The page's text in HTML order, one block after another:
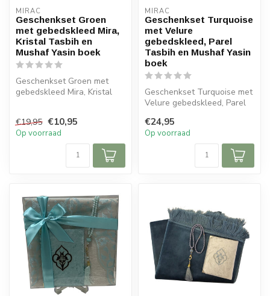
MIRAC
Geschenkset Groen
met gebedskleed Mira,
Kristal Tasbih en
Mushaf Yasin boek
Geschenkset Groen met
gebedskleed Mira, Kristal
€19,95 €10,95
Op voorraad
MIRAC
Geschenkset Turquoise
met Velure
gebedskleed, Parel
Tasbih en Mushaf Yasin
boek
Geschenkset Turquoise met
Velure gebedskleed, Parel
boek ...
€24,95
Op voorraad